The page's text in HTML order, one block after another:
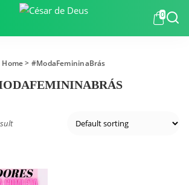
0
Home> #ModaFemininaBrás